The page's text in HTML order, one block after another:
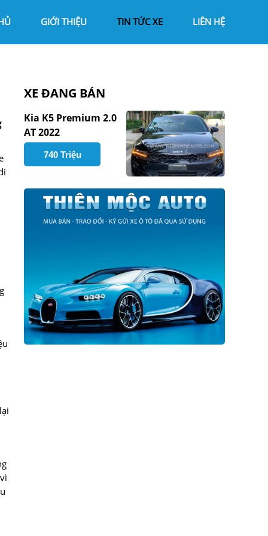
GIỚI THIỆU TIN TỨC XE LIÊN HỆ
XE ĐANG BÁN
Kia K5 Premium 2.0
AT 2022
740 Triệu